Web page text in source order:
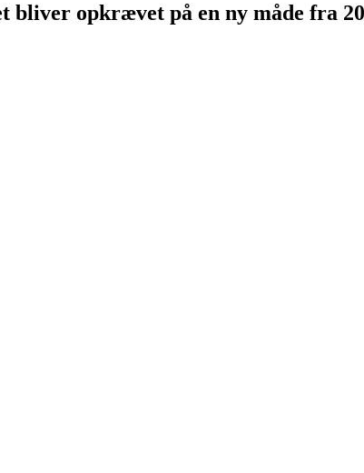
bliver opkrævet på en ny måde fra